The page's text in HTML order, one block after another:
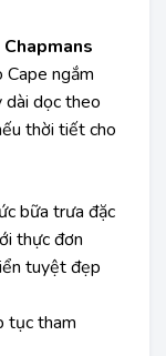
Cape ngắm
dài dọc theo
thời tiết cho
bữa trưa đặc
thực đơn
tuyệt đẹp
tục tham